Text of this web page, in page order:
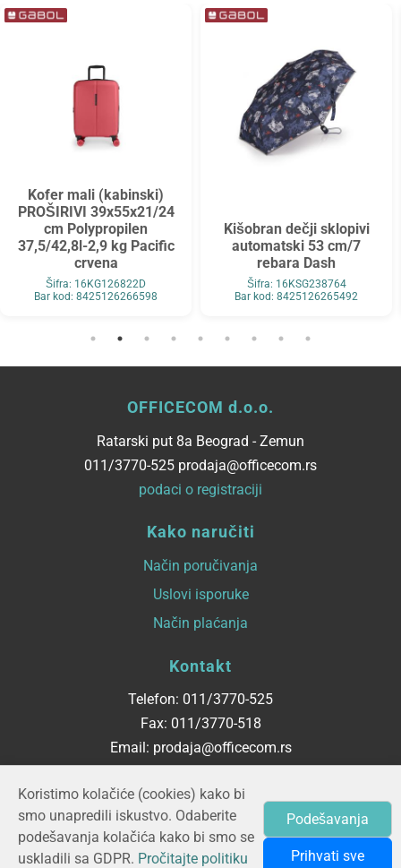
Kofer mali (kabinski)
PROŠIRIVI 39x55x21/24
cm Polypropilen
37,5/42,8l-2,9 kg Pacific
crvena
Šifra: 16KG126822D
Bar kod: 8425126266598
Kišobran dečji sklopivi
automatski 53 cm/7
rebara Dash
Šifra: 16KSG238764
Bar kod: 8425126265492
OFFICECOM d.o.o.
Ratarski put 8a Beograd - Zemun
011/3770-525 prodaja@officecom.rs
podaci o registraciji
Kako naručiti
Način poručivanja
Uslovi isporuke
Način plaćanja
Kontakt
Telefon: 011/3770-525
Fax: 011/3770-518
Email: prodaja@officecom.rs
Radno vreme
ponedeljak - petak
08:00 do 16:00
Koristimo kolačiće (cookies) kako bi
smo unapredili iskustvo. Odaberite
podešavanja kolačića kako bi smo se
uskladili sa GDPR. Pročitajte politiku
Podešavanja
Prihvati sve